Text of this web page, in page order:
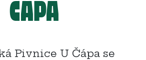
ČÁPA
Pivnice U Čápa se